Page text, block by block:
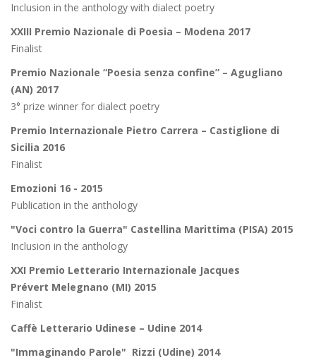
Inclusion in the anthology with dialect poetry
XXIII Premio Nazionale di Poesia – Modena 2017
Finalist
Premio Nazionale “Poesia senza confine” – Agugliano
(AN) 2017
3° prize winner for dialect poetry
Premio Internazionale Pietro Carrera – Castiglione di
Sicilia 2016
Finalist
Emozioni 16 - 2015
Publication in the anthology
"Voci contro la Guerra" Castellina Marittima (PISA) 2015
Inclusion in the anthology
XXI Premio Letterario Internazionale Jacques
Prévert Melegnano (MI) 2015
Finalist
Caffè Letterario Udinese – Udine 2014
"Immaginando Parole" Rizzi (Udine) 2014